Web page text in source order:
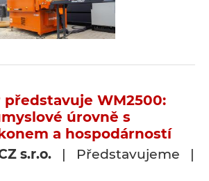
představuje WM2500:
úrovně s
a hospodárností
s.r.o. | Představujeme |